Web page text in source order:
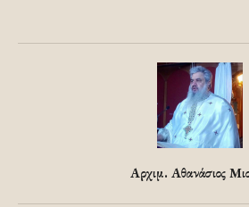
Αρχιμ. Αθανάσιος